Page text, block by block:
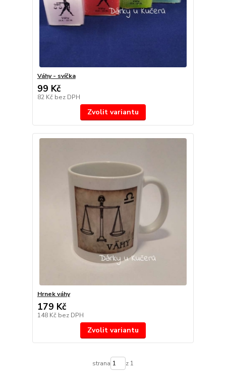
Váhy - svíčka
99 Kč
82 Kč bez DPH
Zvolit variantu
Hrnek váhy
179 Kč
148 Kč bez DPH
Zvolit variantu
strana z 1